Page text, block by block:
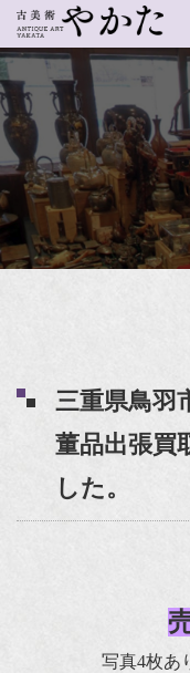
三重県鳥羽
董品出張買
した。
写真4枚あ